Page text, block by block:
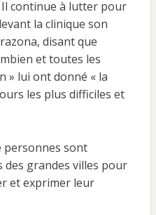
continue à lutter pour
la clinique son
disant que
et toutes les
» lui ont donné « la
les plus difficiles et
personnes sont
des grandes villes pour
et exprimer leur